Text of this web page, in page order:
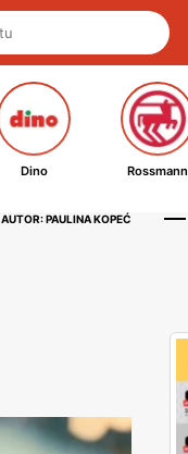
Dino Rossmann
AUTOR: PAULINA KOPEĆ